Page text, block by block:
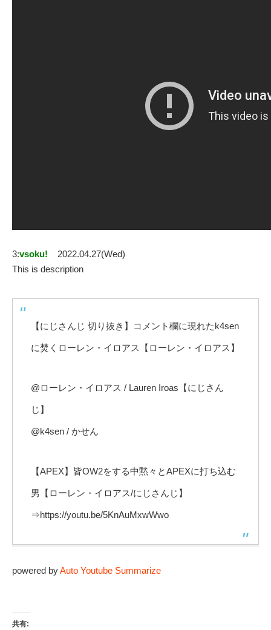
3:vsoku!
2022.04.27(Wed)
This is description
【にじさんじ 切り抜き】コメント欄に現れたk4sen
に焚くローレン・イロアス【ローレン・イロアス】
@ローレン・イロアス / Lauren Iroas【にじさん
じ】
@k4sen / かせん
【APEX】皆OW2をする中黙々とAPEXに打ち込む
男【ローレン・イロアス/にじさんじ】
⇒https://youtu.be/5KnAuMxwWwo
powered byAuto Youtube Summarize
共有: